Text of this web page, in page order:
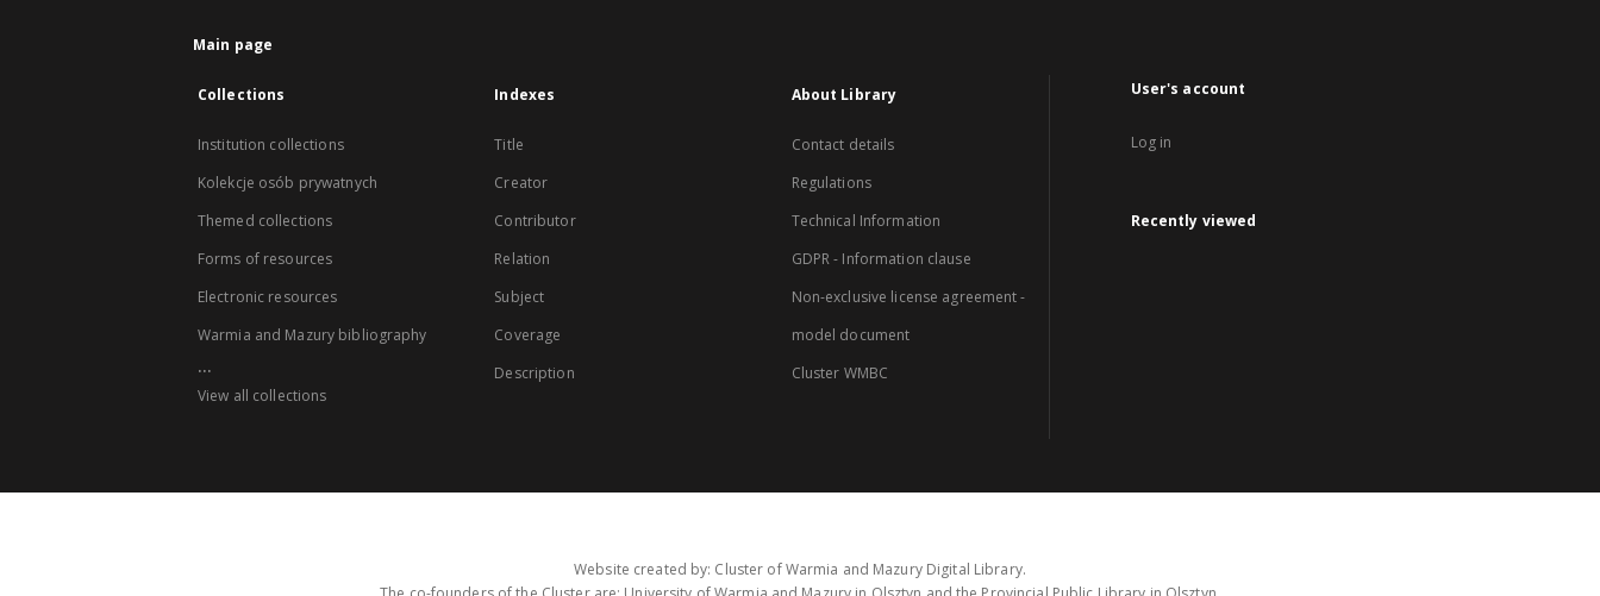
Main page
Collections
Institution collections
Kolekcje osób prywatnych
Themed collections
Forms of resources
Electronic resources
Warmia and Mazury bibliography
...
View all collections
Indexes
Title
Creator
Contributor
Relation
Subject
Coverage
Description
About Library
Contact details
Regulations
Technical Information
GDPR - Information clause
Non-exclusive license agreement -
model document
Cluster WMBC
User's account
Log in
Recently viewed
Website created by: Cluster of Warmia and Mazury Digital Library.